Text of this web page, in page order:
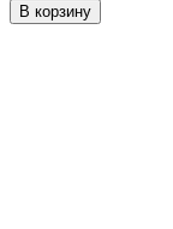
В корзину